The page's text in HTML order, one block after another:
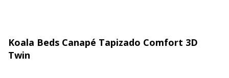
Koala Beds Canapé Tapizado Comfort 3D
Twin